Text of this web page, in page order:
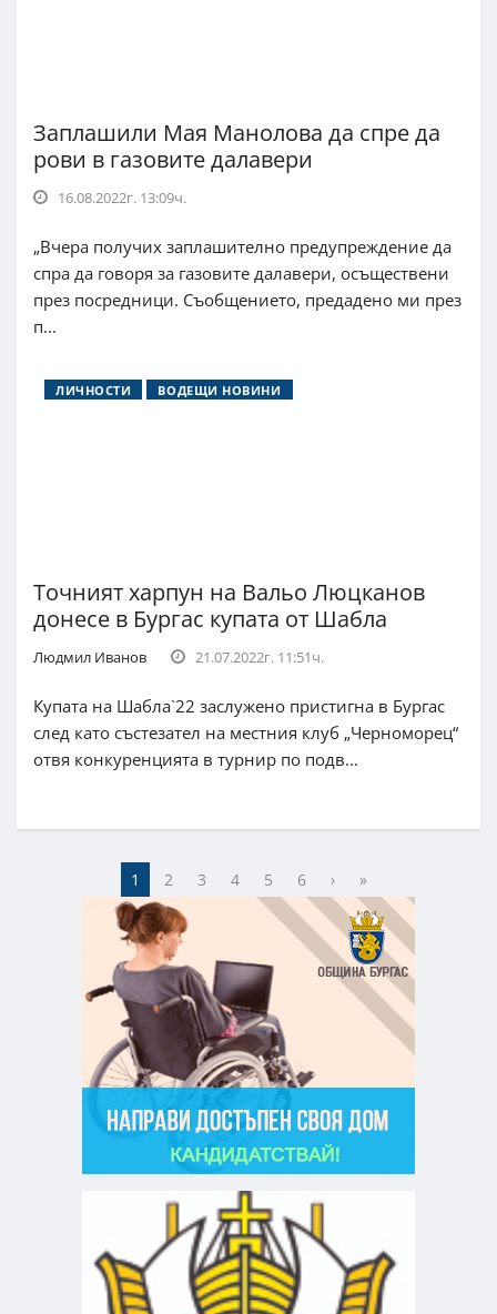
Заплашили Мая Манолова да спре да
рови в газовите далавери
16.08.2022г. 13:09ч.
„Вчера получих заплашително предупреждение да
спра да говоря за газовите далавери, осъществени
през посредници. Съобщението, предадено ми през
п...
ЛИЧНОСТИ ВОДЕЩИ НОВИНИ
Точният харпун на Вальо Люцканов
донесе в Бургас купата от Шабла
Людмил Иванов 21.07.2022г. 11:51ч.
Купата на Шабла`22 заслужено пристигна в Бургас
след като състезател на местния клуб „Черноморец“
отвя конкуренцията в турнир по подв...
1 2 3 4 5 6 › »